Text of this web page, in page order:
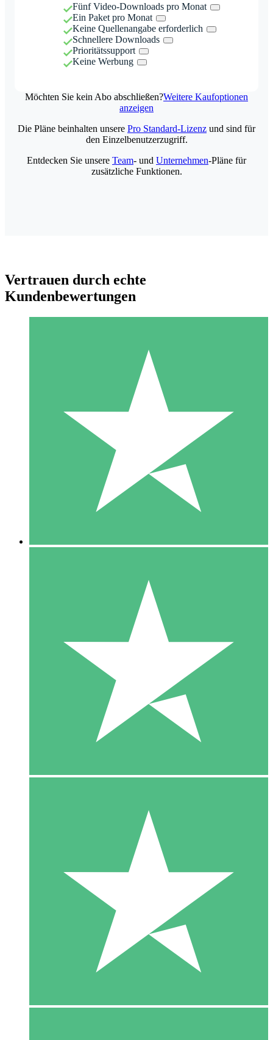
Fünf Video-Downloads pro Monat
Ein Paket pro Monat
Keine Quellenangabe erforderlich
Schnellere Downloads
Prioritätssupport
Keine Werbung
Möchten Sie kein Abo abschließen?Weitere Kaufoptionen
anzeigen
Individuelle Credit-Pakete
Zahlen Sie nach Bedarf mit Download-Credits. Keine
monatliche Verpflichtung erforderlich.
10 00
10 Downloads
20 00
Die Pläne beinhalten unsere Pro Standard-Lizenz und sind für
den Einzelbenutzerzugriff.
Entdecken Sie unsere Team- und Unternehmen-Pläne für
zusätzliche Funktionen.
Vertrauen durch echte
Kundenbewertungen